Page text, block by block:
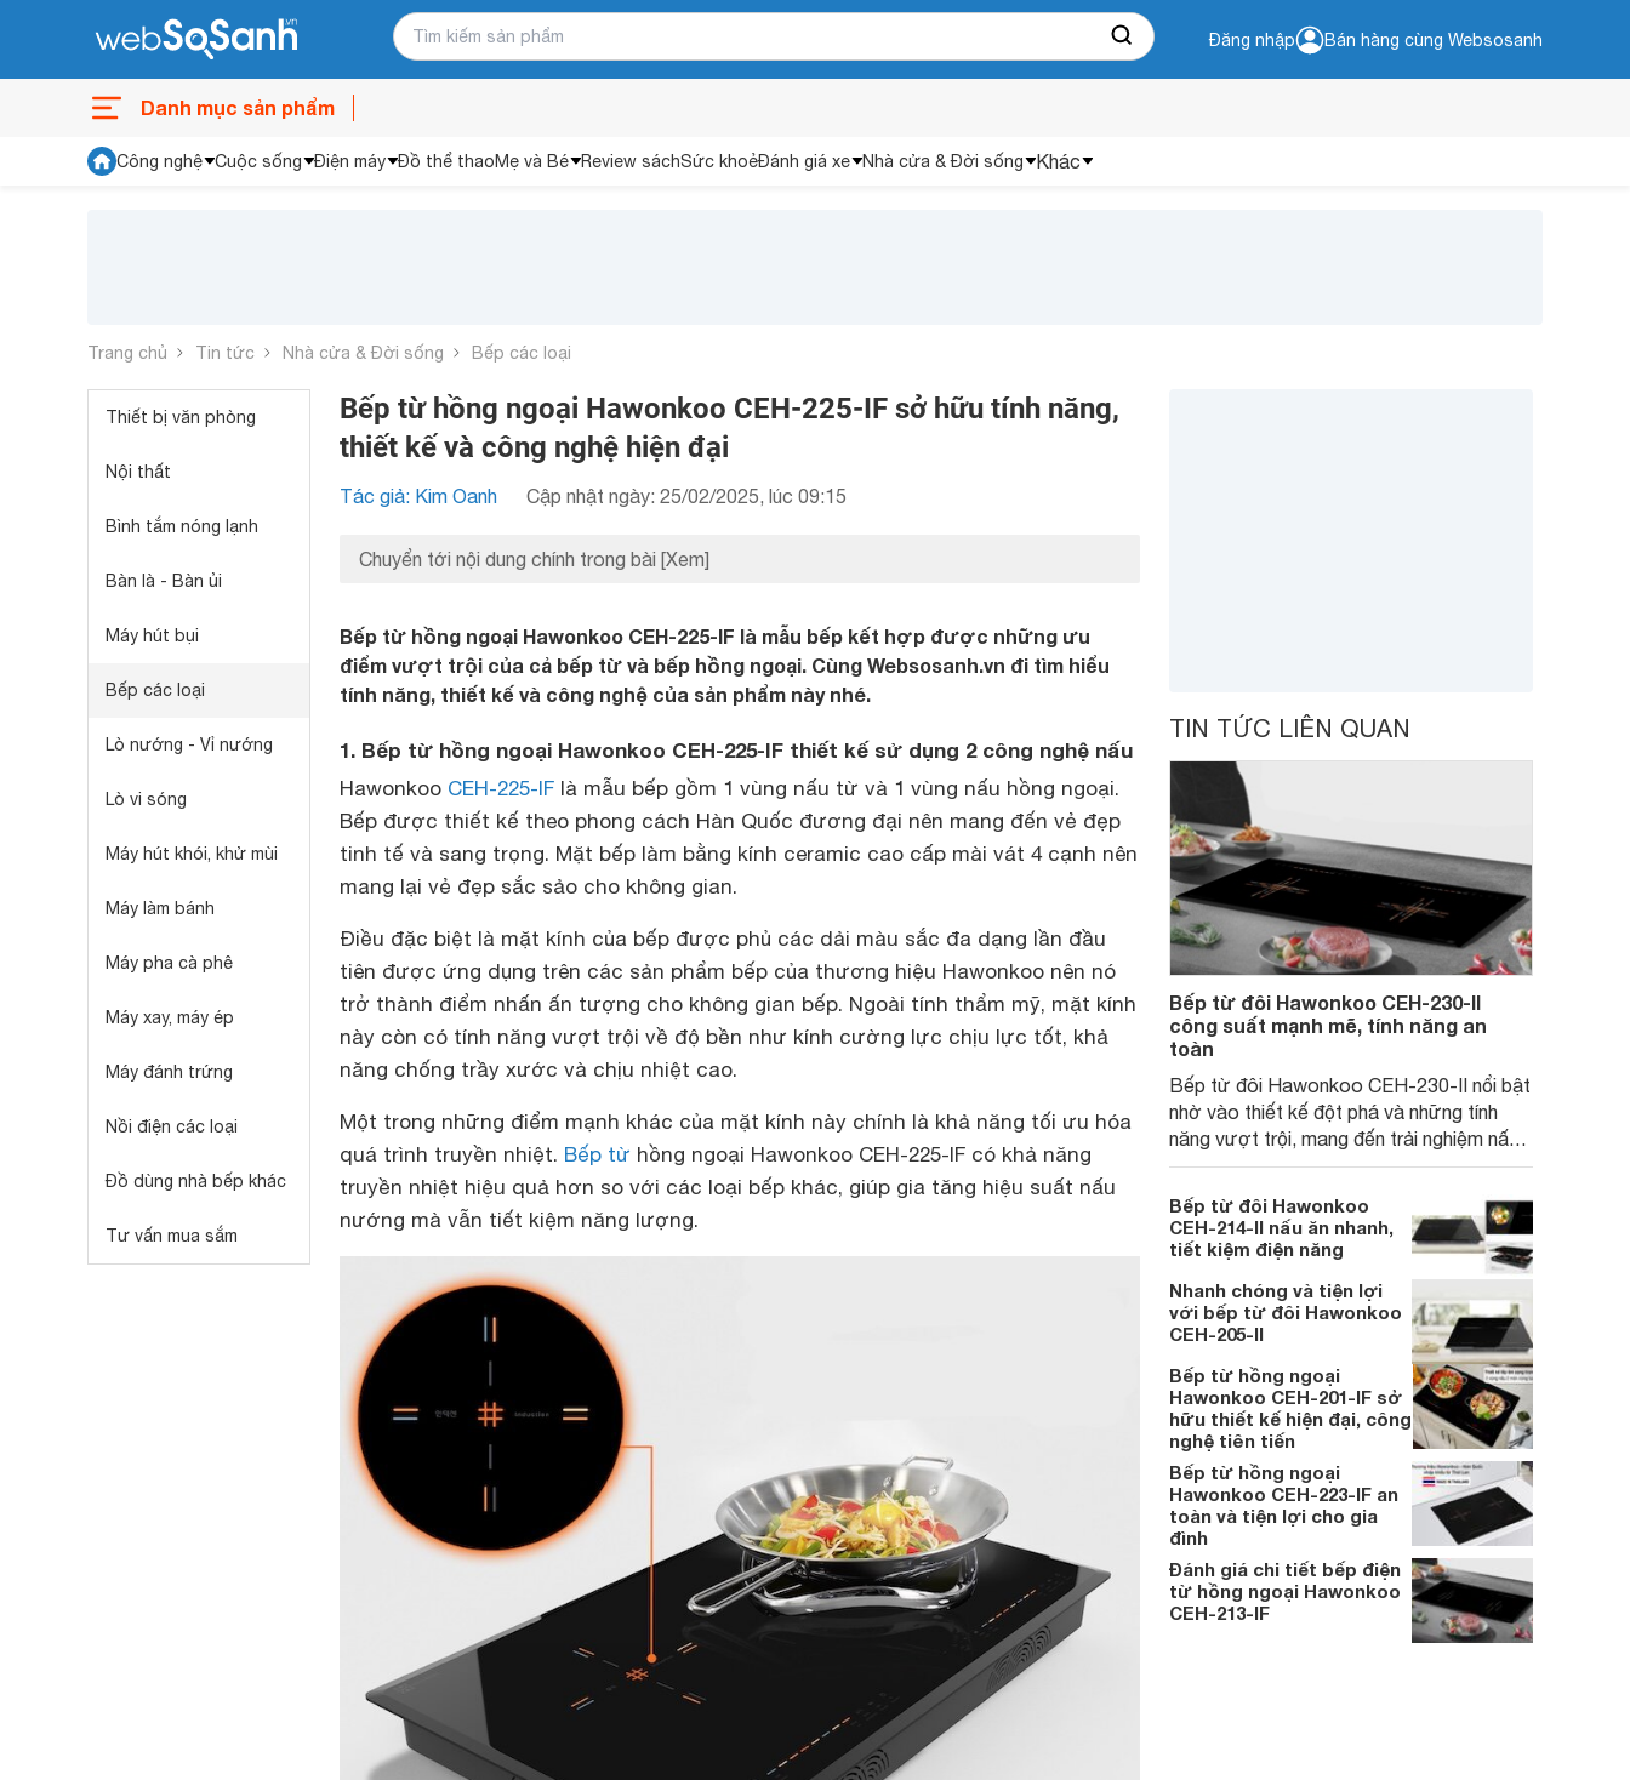
Đăng nhập Bán hàng cùng Websosanh
Danh mục sản phẩm
Công nghệ Cuộc sống Điện máy Đồ thể thaoMẹ và Bé Review sáchSức khoẻĐánh giá xe Nhà cửa & Đời sống Khác
Trang chủ Tin tức Nhà cửa & Đời sống Bếp các loại
Thiết bị văn phòng
Nội thất
Bình tắm nóng lạnh
Bàn là - Bàn ủi
Máy hút bụi
Bếp các loại
Lò nướng - Vỉ nướng
Lò vi sóng
Máy hút khói, khử mùi
Máy làm bánh
Máy pha cà phê
Máy xay, máy ép
Máy đánh trứng
Nồi điện các loại
Đồ dùng nhà bếp khác
Tư vấn mua sắm
Bếp từ hồng ngoại Hawonkoo CEH-225-IF sở hữu tính năng,
thiết kế và công nghệ hiện đại
Tác giả: Kim Oanh Cập nhật ngày: 25/02/2025, lúc 09:15
Chuyển tới nội dung chính trong bài [Xem]
Bếp từ hồng ngoại Hawonkoo CEH-225-IF là mẫu bếp kết hợp được những ưu
điểm vượt trội của cả bếp từ và bếp hồng ngoại. Cùng Websosanh.vn đi tìm hiểu
tính năng, thiết kế và công nghệ của sản phẩm này nhé.
1. Bếp từ hồng ngoại Hawonkoo CEH-225-IF thiết kế sử dụng 2 công nghệ nấu
Hawonkoo CEH-225-IF là mẫu bếp gồm 1 vùng nấu từ và 1 vùng nấu hồng ngoại.
Bếp được thiết kế theo phong cách Hàn Quốc đương đại nên mang đến vẻ đẹp
tinh tế và sang trọng. Mặt bếp làm bằng kính ceramic cao cấp mài vát 4 cạnh nên
mang lại vẻ đẹp sắc sảo cho không gian.
Điều đặc biệt là mặt kính của bếp được phủ các dải màu sắc đa dạng lần đầu
tiên được ứng dụng trên các sản phẩm bếp của thương hiệu Hawonkoo nên nó
trở thành điểm nhấn ấn tượng cho không gian bếp. Ngoài tính thẩm mỹ, mặt kính
này còn có tính năng vượt trội về độ bền như kính cường lực chịu lực tốt, khả
năng chống trầy xước và chịu nhiệt cao.
Một trong những điểm mạnh khác của mặt kính này chính là khả năng tối ưu hóa
quá trình truyền nhiệt. Bếp từ hồng ngoại Hawonkoo CEH-225-IF có khả năng
truyền nhiệt hiệu quả hơn so với các loại bếp khác, giúp gia tăng hiệu suất nấu
nướng mà vẫn tiết kiệm năng lượng.
TIN TỨC LIÊN QUAN
Bếp từ đôi Hawonkoo CEH-230-II
công suất mạnh mẽ, tính năng an
toàn
Bếp từ đôi Hawonkoo CEH-230-II nổi bật
nhờ vào thiết kế đột phá và những tính
năng vượt trội, mang đến trải nghiệm nấu
ăn thông minh và an toàn. Cùng
Websosanh.vn đi tìm hiểu những tính năng
nổi bật của sản phẩm này nhé.
Bếp từ đôi Hawonkoo
CEH-214-II nấu ăn nhanh,
tiết kiệm điện năng
Nhanh chóng và tiện lợi
với bếp từ đôi Hawonkoo
CEH-205-II
Bếp từ hồng ngoại
Hawonkoo CEH-201-IF sở
hữu thiết kế hiện đại, công
nghệ tiên tiến
Bếp từ hồng ngoại
Hawonkoo CEH-223-IF an
toàn và tiện lợi cho gia
đình
Đánh giá chi tiết bếp điện
từ hồng ngoại Hawonkoo
CEH-213-IF